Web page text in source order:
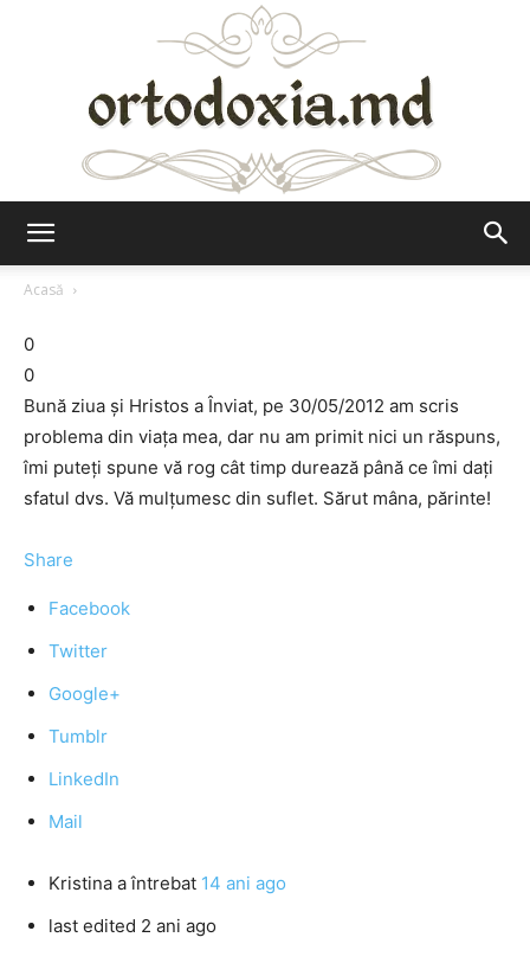
Acasă
0
0
Bună ziua şi Hristos a Înviat, pe 30/05/2012 am scris
problema din viaţa mea, dar nu am primit nici un răspuns,
îmi puteţi spune vă rog cât timp durează până ce îmi daţi
sfatul dvs. Vă mulţumesc din suflet. Sărut mâna, părinte!
Share
Facebook
Twitter
Google+
Tumblr
LinkedIn
Mail
Kristina a întrebat 14 ani ago
last edited 2 ani ago